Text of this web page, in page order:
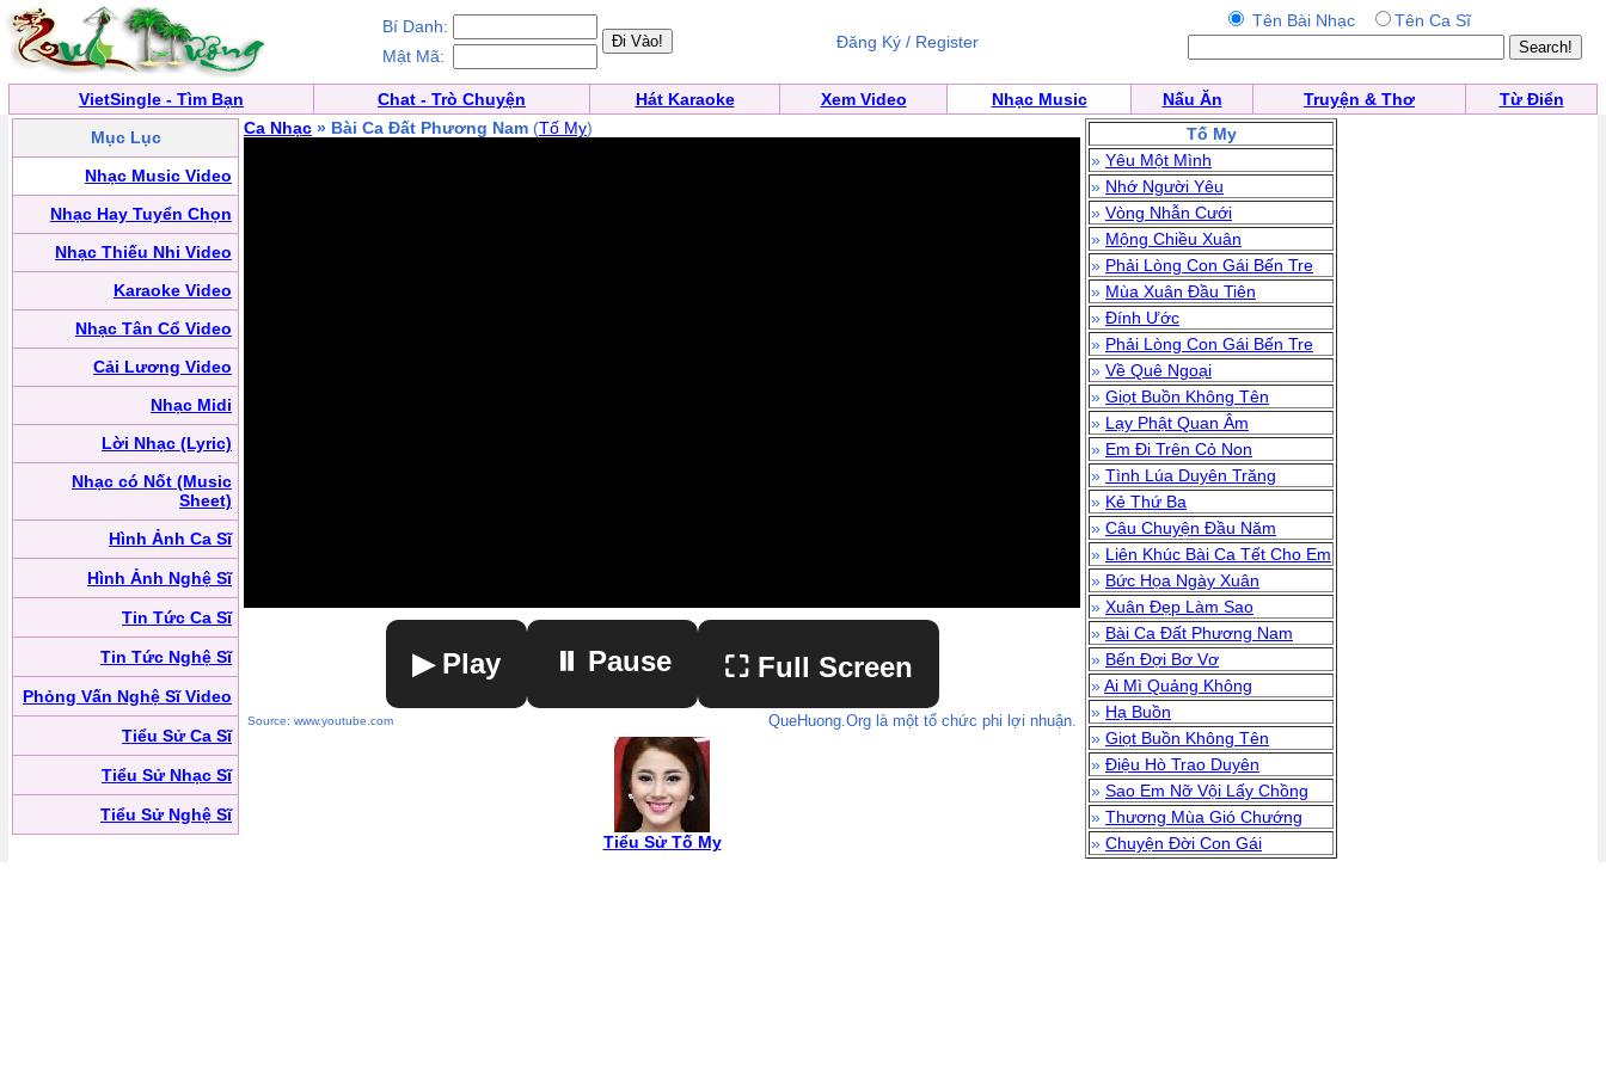
Bí Danh:
Mật Mã:
Đăng Ký / Register
Tên Bài Nhạc Tên Ca Sĩ
VietSingle - Tìm Bạn Chat - Trò Chuyện Hát Karaoke Xem Video Nhạc Music Nấu Ăn Truyện & Thơ
Từ Điển
Mục Lục
Nhạc Music Video
Nhạc Hay Tuyển Chọn
Nhạc Thiếu Nhi Video
Karaoke Video
Nhạc Tân Cổ Video
Cải Lương Video
Nhạc Midi
Lời Nhạc (Lyric)
Nhạc có Nốt (Music
Sheet)
Hình Ảnh Ca Sĩ
Hình Ảnh Nghệ Sĩ
Tin Tức Ca Sĩ
Tin Tức Nghệ Sĩ
Phỏng Vấn Nghệ Sĩ Video
Tiểu Sử Ca Sĩ
Tiểu Sử Nhạc Sĩ
Tiểu Sử Nghệ Sĩ
Ca Nhạc » Bài Ca Đất Phương Nam (Tố My)
▶ Play
▶ Play ⏸ Pause ⛶ Full Screen
Source: www.youtube.com QueHuong.Org là một tổ chức phi lợi nhuận.
Tiểu Sử Tố My
Tố My
» Yêu Một Mình
» Nhớ Người Yêu
» Vòng Nhẫn Cưới
» Mộng Chiều Xuân
» Phải Lòng Con Gái Bến Tre
» Mùa Xuân Đầu Tiên
» Đính Ước
» Phải Lòng Con Gái Bến Tre
» Về Quê Ngoại
» Giọt Buồn Không Tên
» Lạy Phật Quan Âm
» Em Đi Trên Cỏ Non
» Tình Lúa Duyên Trăng
» Kẻ Thứ Ba
» Câu Chuyện Đầu Năm
» Liên Khúc Bài Ca Tết Cho Em
» Bức Họa Ngày Xuân
» Xuân Đẹp Làm Sao
» Bài Ca Đất Phương Nam
» Bến Đợi Bơ Vơ
»Ai Mì Quảng Không
» Hạ Buồn
» Giọt Buồn Không Tên
» Điệu Hò Trao Duyên
» Sao Em Nỡ Vội Lấy Chồng
» Thương Mùa Gió Chướng
» Chuyện Đời Con Gái